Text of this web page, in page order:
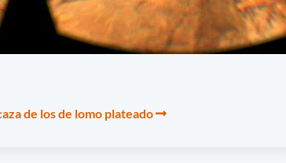
de los de lomo plateado